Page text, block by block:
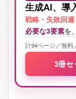
生成AI、導
戦略・失敗回
必要な3要素を
計94ページ／無料
3冊セ